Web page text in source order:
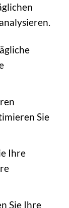
Sie
Ihre
Sie Ihre